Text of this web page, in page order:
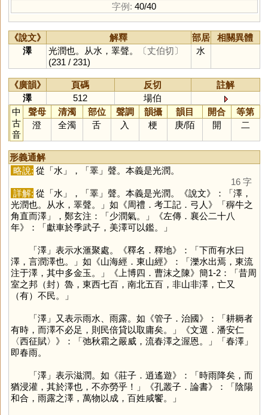
字例: 40/40
《說文》 解釋 部居
相關異體
澤
光潤也。从水，睪聲。
〔丈伯切〕
(231 / 231)
水
《廣韻》 頁碼 反切
註解
澤
512
場伯
中
古
音
聲母 清濁 部位 聲調 韻攝 韻目 開合
等第
澄
全濁 舌 入 梗 庚/陌 開 二
形義通解
略說: 從「水」，「睪」聲。本義是光潤。
16 字
詳解: 從「水」，「睪」聲。本義是光潤。《說文》：「澤，
光潤也。从水，睪聲。」如《周禮．考工記．弓人》「稺牛之
角直而澤」，鄭玄注：「少潤氣。」《左傳．襄公二十八
年》：「獻車於季武子，美澤可以鑑。」
「澤」表示水滙聚處。《釋名．釋地》：「下而有水曰
澤，言潤澤也。」如《山海經．東山經》：「濼水出焉，東流
注于澤，其中多金玉。」《上博四．曹沫之陳》簡1-2：「昔周
室之邦（封）魯，東西七百，南北五百，非山非澤，亡又
（有）不民。」
「澤」又表示雨水、雨露。如《管子．治國》：「耕耨者
有時，而澤不必足，則民倍貸以取庸矣。」《文選．潘安仁
〈西征賦〉》：「弛秋霜之嚴威，流春澤之渥恩。」「春澤」
即春雨。
「澤」表示滋潤。如《莊子．逍遙遊》：「時雨降矣，而
猶浸灌，其於澤也，不亦勞乎！」《孔叢子．論書》：「陰陽
和合，雨露之澤，萬物以成，百姓咸饗。」